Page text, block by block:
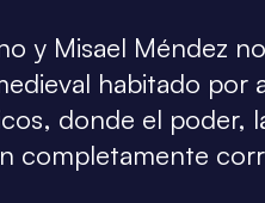
y Misael Méndez
habitado por
donde el poder,
completamente